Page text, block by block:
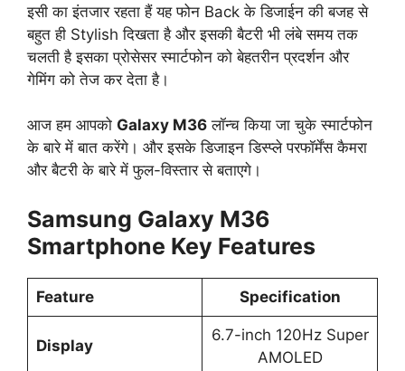
इसी का इंतजार रहता हैं यह फोन Back के डिजाईन की बजह से
बहुत ही Stylish दिखता है और इसकी बैटरी भी लंबे समय तक
चलती है इसका प्रोसेसर स्मार्टफोन को बेहतरीन प्रदर्शन और
गेमिंग को तेज कर देता है।
आज हम आपको Galaxy M36 लॉन्च किया जा चुके स्मार्टफोन
के बारे में बात करेंगे। और इसके डिजाइन डिस्प्ले परफॉर्मेंस कैमरा
और बैटरी के बारे में फुल-विस्तार से बताएगे।
Samsung Galaxy M36
Smartphone Key Features
Feature Specification
Display
6.7-inch 120Hz Super
AMOLED